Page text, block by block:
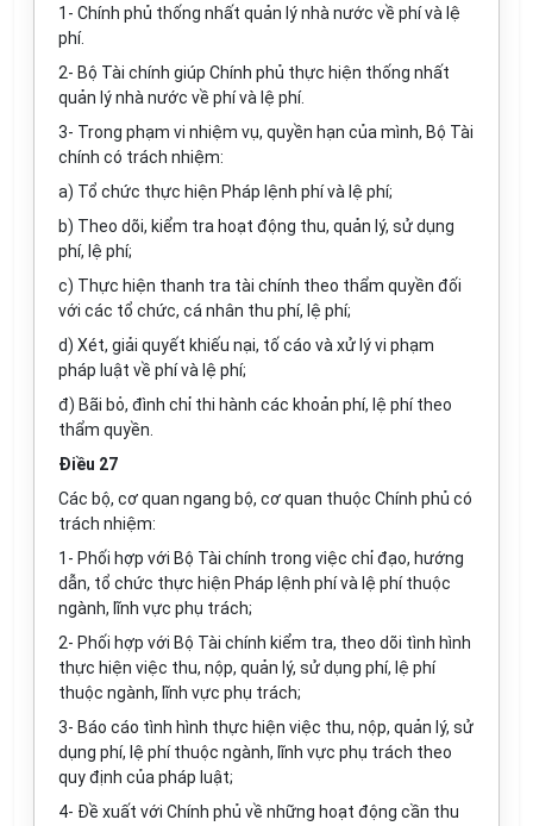
1- Chính phủ thống nhất quản lý nhà nước về phí và lệ
phí.
2- Bộ Tài chính giúp Chính phủ thực hiện thống nhất
quản lý nhà nước về phí và lệ phí.
3- Trong phạm vi nhiệm vụ, quyền hạn của mình, Bộ Tài
chính có trách nhiệm:
a) Tổ chức thực hiện Pháp lệnh phí và lệ phí;
b) Theo dõi, kiểm tra hoạt động thu, quản lý, sử dụng
phí, lệ phí;
c) Thực hiện thanh tra tài chính theo thẩm quyền đối
với các tổ chức, cá nhân thu phí, lệ phí;
d) Xét, giải quyết khiếu nại, tố cáo và xử lý vi phạm
pháp luật về phí và lệ phí;
đ) Bãi bỏ, đình chỉ thi hành các khoản phí, lệ phí theo
thẩm quyền.
Điều 27
Các bộ, cơ quan ngang bộ, cơ quan thuộc Chính phủ có
trách nhiệm:
1- Phối hợp với Bộ Tài chính trong việc chỉ đạo, hướng
dẫn, tổ chức thực hiện Pháp lệnh phí và lệ phí thuộc
ngành, lĩnh vực phụ trách;
2- Phối hợp với Bộ Tài chính kiểm tra, theo dõi tình hình
thực hiện việc thu, nộp, quản lý, sử dụng phí, lệ phí
thuộc ngành, lĩnh vực phụ trách;
3- Báo cáo tình hình thực hiện việc thu, nộp, quản lý, sử
dụng phí, lệ phí thuộc ngành, lĩnh vực phụ trách theo
quy định của pháp luật;
4- Đề xuất với Chính phủ về những hoạt động cần thu